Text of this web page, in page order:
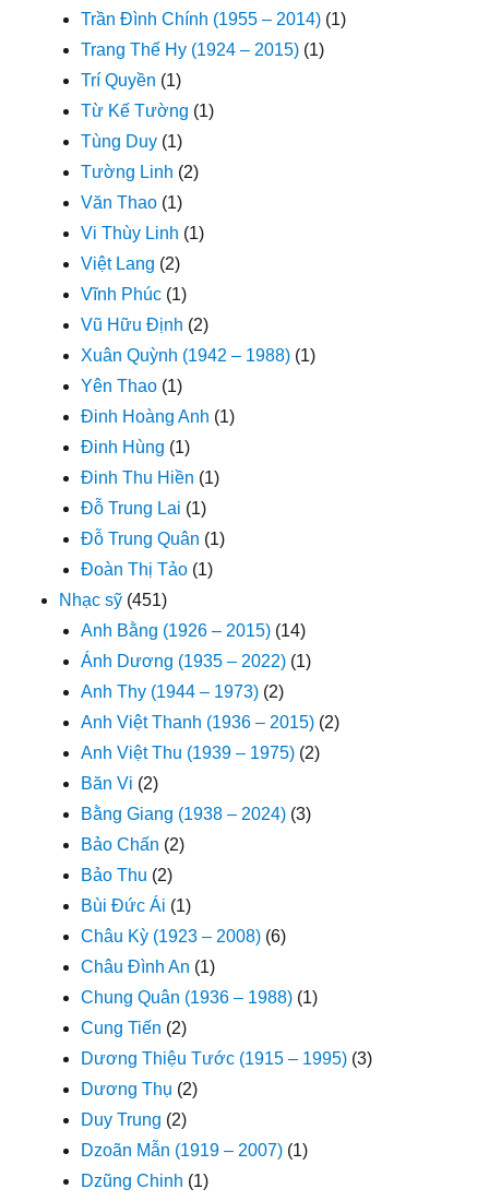
Trần Đình Chính (1955 – 2014) (1)
Trang Thế Hy (1924 – 2015) (1)
Trí Quyền (1)
Từ Kế Tường (1)
Tùng Duy (1)
Tường Linh (2)
Văn Thao (1)
Vi Thùy Linh (1)
Việt Lang (2)
Vĩnh Phúc (1)
Vũ Hữu Định (2)
Xuân Quỳnh (1942 – 1988) (1)
Yên Thao (1)
Đinh Hoàng Anh (1)
Đinh Hùng (1)
Đinh Thu Hiền (1)
Đỗ Trung Lai (1)
Đỗ Trung Quân (1)
Đoàn Thị Tảo (1)
Nhạc sỹ (451)
Anh Bằng (1926 – 2015) (14)
Ánh Dương (1935 – 2022) (1)
Anh Thy (1944 – 1973) (2)
Anh Việt Thanh (1936 – 2015) (2)
Anh Việt Thu (1939 – 1975) (2)
Băn Vi (2)
Bằng Giang (1938 – 2024) (3)
Bảo Chấn (2)
Bảo Thu (2)
Bùi Đức Ái (1)
Châu Kỳ (1923 – 2008) (6)
Châu Đình An (1)
Chung Quân (1936 – 1988) (1)
Cung Tiến (2)
Dương Thiệu Tước (1915 – 1995) (3)
Dương Thụ (2)
Duy Trung (2)
Dzoãn Mẫn (1919 – 2007) (1)
Dzũng Chinh (1)